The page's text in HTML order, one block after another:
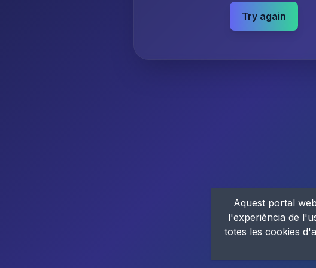
Try again
Aquest portal
l'experiència de
totes les cookies